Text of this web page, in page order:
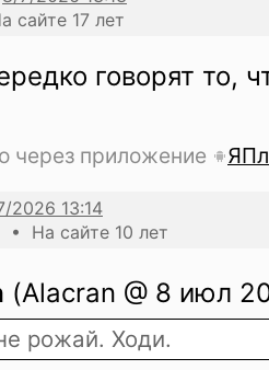
сайте 17 лет
говорят то,
через приложение
• На сайте 10 лет
(Alacran @ 8 июл
рожай. Ходи.